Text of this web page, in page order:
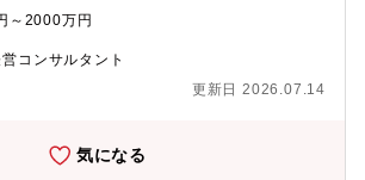
経営リスクを提示し、対策を検討する支援(2)
行組織の立ち上げを支援。顧客と一体となっ
顧客が自走できるようになるために必要な投
新たな市場を創出する事を目指した事業開発
場を創出するためのシナリオづくり、情報発
て入社する社員も多く、その多くがコンサル
す。これまで培ってきた業界知見や専門スキ
アが強みとするデジタルやグローバルの知
。配属先の候補となるチームは下記の通りで
募頂くことに同意頂いている前提となりま
経験を鑑み選考の中で最適なポジションをご
～2000万円
コンサルタント
更新日 2026.07.14
気になる